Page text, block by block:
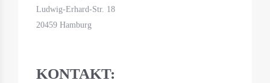
Ludwig-Erhard-Str. 18
20459 Hamburg
KONTAKT: